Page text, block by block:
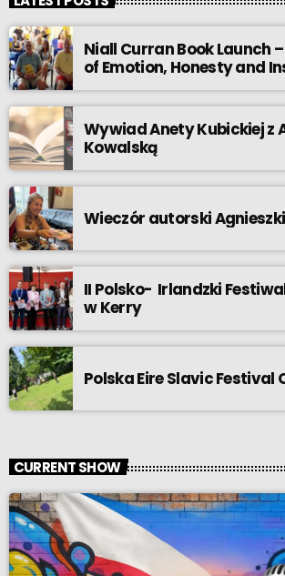
Niall Curran Book Launch
of Emotion, Honesty and
Wywiad Anety Kubickiej z
Kowalską
Wieczór autorski
II Polsko- Irlandzki
w Kerry
Polska Eire Slavic Festival
CURRENT SHOW